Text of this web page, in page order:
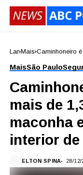
Lar Mais Caminhoneiro
MaisSão Paulo
mais de
maconha
interior de
ELTON SPINA 28/12/